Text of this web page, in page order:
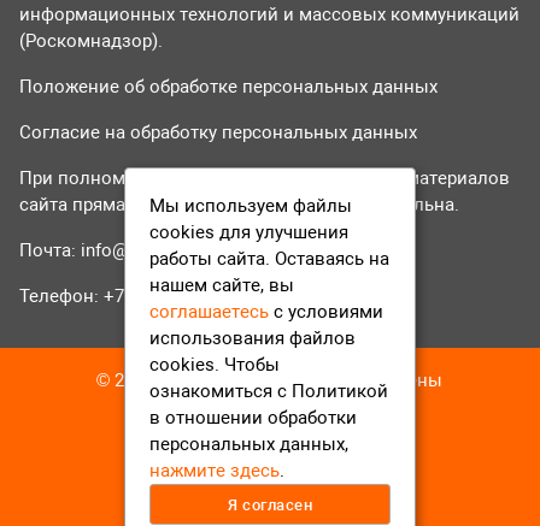
информационных технологий и массовых коммуникаций
(Роскомнадзор).
Положение об обработке персональных данных
Согласие на обработку персональных данных
При полном или частичном использовании материалов
сайта прямая гиперссылка на tvr24.tv обязательна.
Почта: info@tvr24.tv
Телефон: +7 (496) 551-04-95
© 2016-2023 ТВР24 Все права защищены
Мы используем файлы
cookies для улучшения
работы сайта. Оставаясь на
нашем сайте, вы
соглашаетесь с условиями
использования файлов
cookies. Чтобы
ознакомиться с Политикой
в отношении обработки
персональных данных,
нажмите здесь.
Я согласен